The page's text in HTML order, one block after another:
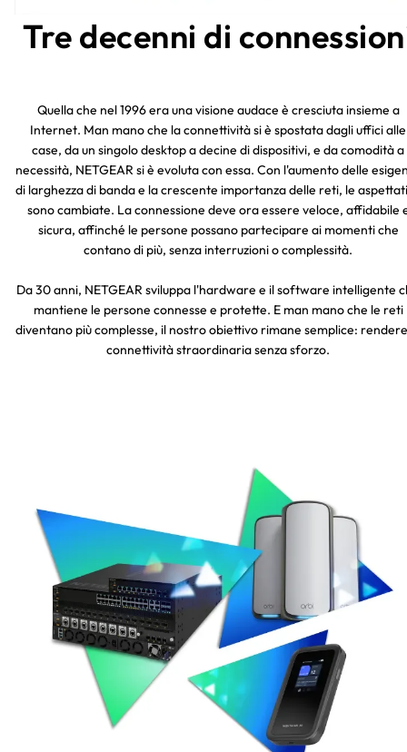
Tre decenni di
Quella che nel 1996 era una visione audace è cresciuta insieme a
Internet. Man mano che la connettività si è spostata dagli uffici alle
case, da un singolo desktop a decine di dispositivi, e da comodità a
necessità, NETGEAR si è evoluta con essa. Con l'aumento delle
di larghezza di banda e la crescente importanza delle reti, le
sono cambiate. La connessione deve ora essere veloce, affidabile
sicura, affinché le persone possano partecipare ai momenti che
contano di più, senza interruzioni o complessità.
Da 30 anni, NETGEAR sviluppa l'hardware e il software intelligente
mantiene le persone connesse e protette. E man mano che le reti
diventano più complesse, il nostro obiettivo rimane semplice:
connettività straordinaria senza sforzo.